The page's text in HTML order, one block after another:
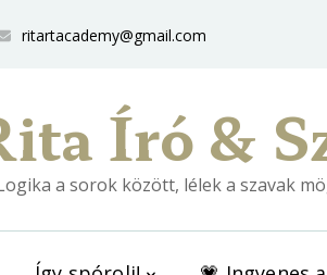
ritartacademy@gmail.com
Író &
a sorok között, lélek a szavak